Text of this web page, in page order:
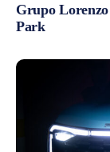
Grupo Lorenzo
Park